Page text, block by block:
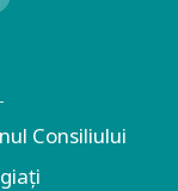
Consiliului